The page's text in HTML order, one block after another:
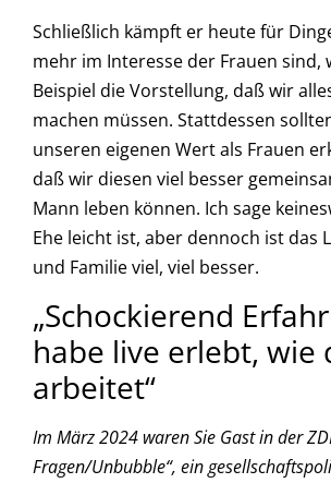
Schließlich kämpft er heute für
mehr im Interesse der Frauen sind,
Beispiel die Vorstellung, daß wir
machen müssen. Stattdessen
unseren eigenen Wert als Frauen
daß wir diesen viel besser
Mann leben können. Ich sage
Ehe leicht ist, aber dennoch ist das
und Familie viel, viel besser.
„Schockierend
habe live erlebt, wie
arbeitet“
Im März 2024 waren Sie Gast in der
Fragen/Unbubble“, ein